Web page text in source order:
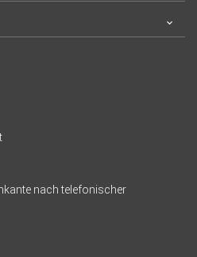
nach telefonischer